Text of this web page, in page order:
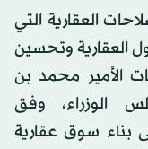
العقارية التي
العقارية وتحسين
الأمير محمد بن
الوزراء، وفق
الرامية إلى بناء سوق عقارية